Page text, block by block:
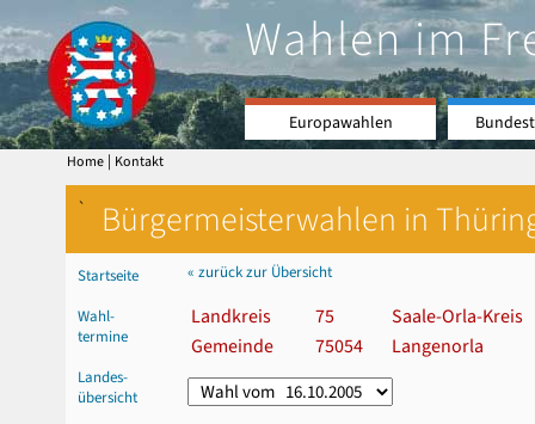
Wahlen im
Europawahlen
Home | Kontakt
` Bürgermeisterwahlen in
Startseite
Wahl-
termine
Landes-
übersicht
« zurück zur Übersicht
Landkreis 75
Saale-Orla-Kreis
Gemeinde
75054 Langenorla